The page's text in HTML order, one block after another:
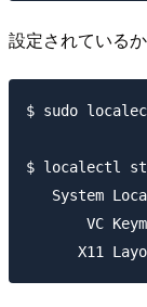
設定されている
$ sudo
$ localectl
System
VC